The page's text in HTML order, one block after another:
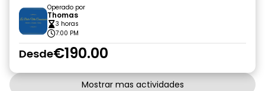
Operado por
Thomas
3 horas
7:00 PM
Desde€190.00
Mostrar mas actividades